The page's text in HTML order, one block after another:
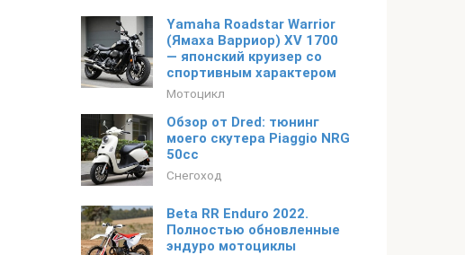
Yamaha Roadstar Warrior
(Ямаха Варриор) XV 1700
— японский круизер со
спортивным характером
Мотоцикл
Обзор от Dred: тюнинг
моего скутера Piaggio NRG
50сс
Снегоход
Beta RR Enduro 2022.
Полностью обновленные
эндуро мотоциклы